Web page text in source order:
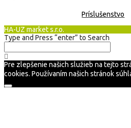
Príslušenstvo
HA-UZ market s.r.o.
Type and Press “enter” to Search
Pre zlepšenie našich služieb na tejto
cookies. Používaním našich stránok